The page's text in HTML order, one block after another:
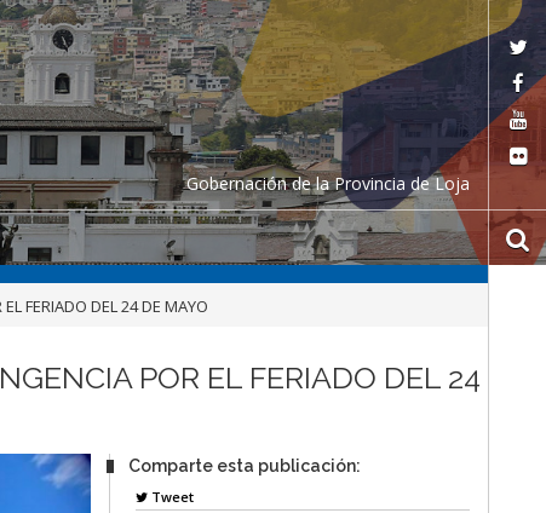
Gobernación de la Provincia de Loja
FERIADO DEL 24 DE MAYO
POR EL FERIADO DEL 24
Comparte esta publicación:
Tweet